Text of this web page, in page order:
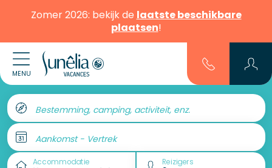
Zomer 2026: bekijk de laatste beschikbare
plaatsen!
MENU
Bestemming, camping, activiteit, enz.
Aankomst - Vertrek
Accommodatie Reizigers